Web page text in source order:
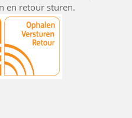
en retour sturen.